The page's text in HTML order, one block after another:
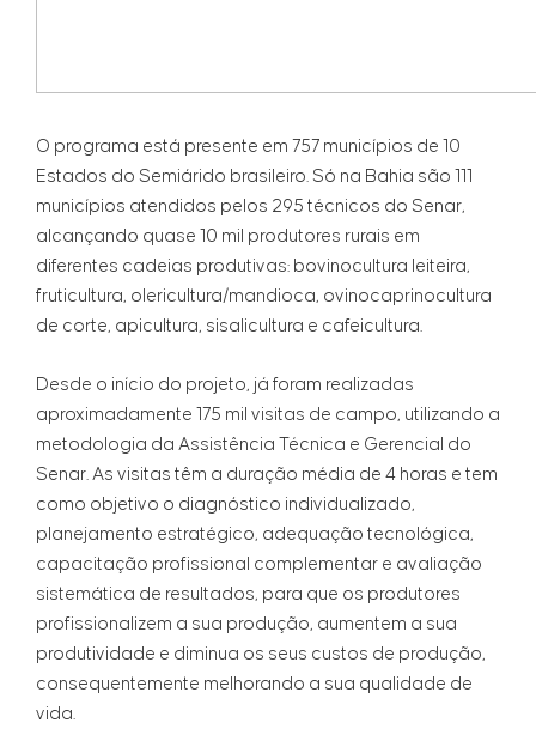
O programa está presente em 757 municípios de 10
Estados do Semiárido brasileiro. Só na Bahia são 111
municípios atendidos pelos 295 técnicos do Senar,
alcançando quase 10 mil produtores rurais em
diferentes cadeias produtivas: bovinocultura leiteira,
fruticultura, olericultura/mandioca, ovinocaprinocultura
de corte, apicultura, sisalicultura e cafeicultura.
Desde o início do projeto, já foram realizadas
aproximadamente 175 mil visitas de campo, utilizando a
metodologia da Assistência Técnica e Gerencial do
Senar. As visitas têm a duração média de 4 horas e tem
como objetivo o diagnóstico individualizado,
planejamento estratégico, adequação tecnológica,
capacitação profissional complementar e avaliação
sistemática de resultados, para que os produtores
profissionalizem a sua produção, aumentem a sua
produtividade e diminua os seus custos de produção,
consequentemente melhorando a sua qualidade de
vida.